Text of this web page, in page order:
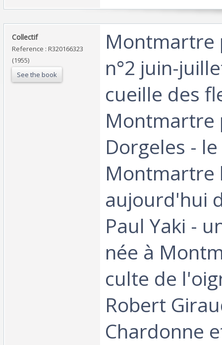
‎Collectif‎
Reference : R320166323
(1955)
See the book
‎Montmartre
n°2 juin-
cueille des
Montmartre
Dorgeles -
Montmartre
aujourd'hui
Paul Yaki -
née à
culte de
Robert
Chardonne